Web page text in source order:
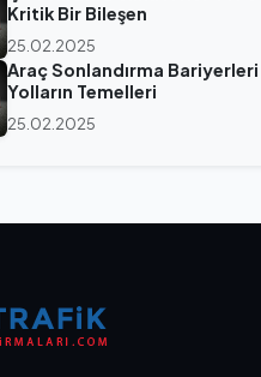
Kritik Bir Bileşen
25.02.2025
Araç Sonlandırma
Yolların Temelleri
25.02.2025